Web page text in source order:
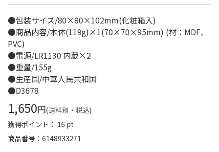
●包装サイズ/80×80×102mm(化粧箱入)
●商品内容/本体(119g)×1(70×70×95mm) (材：MDF、
PVC)
●電源/LR1130 内蔵×2
●重量/155g
●生産国/中華人民共和国
●D3678
1,650円(送料別・税込)
獲得ポイント： 16 pt
商品番号
6148933271